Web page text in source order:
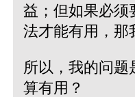
益；但如果必须
法才能有用，
所以，我的问题
算有用？